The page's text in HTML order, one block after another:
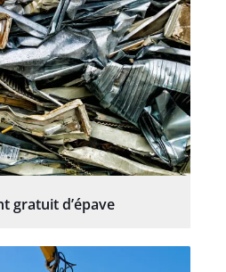
gratuit d’épave